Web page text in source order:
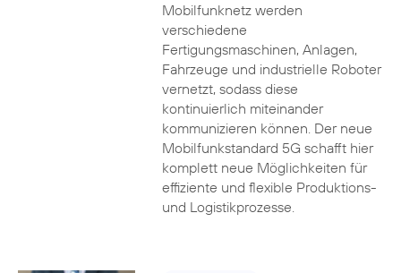
Mobilfunknetz werden
verschiedene
Fertigungsmaschinen, Anlagen,
Fahrzeuge und industrielle Roboter
vernetzt, sodass diese
kontinuierlich miteinander
kommunizieren können. Der neue
Mobilfunkstandard 5G schafft hier
komplett neue Möglichkeiten für
effiziente und flexible Produktions-
und Logistikprozesse.